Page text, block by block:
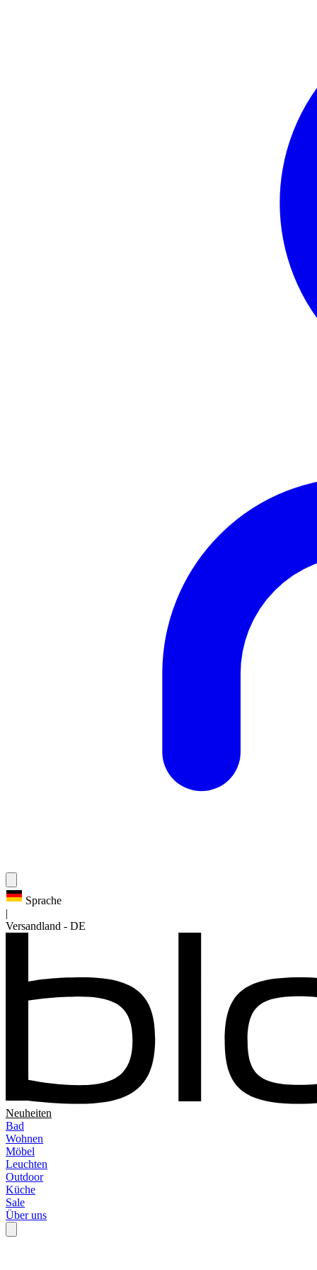
Sprache
Versandland - DE
Neuheiten
Bad
Wohnen
Möbel
Leuchten
Outdoor
Küche
Sale
Über uns